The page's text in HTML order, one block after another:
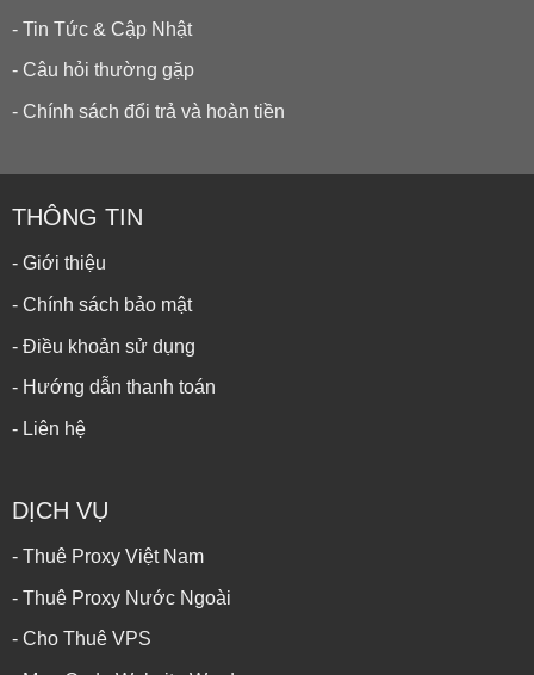
- Tin Tức & Cập Nhật
- Câu hỏi thường gặp
- Chính sách đổi trả và hoàn tiền
THÔNG TIN
- Giới thiệu
- Chính sách bảo mật
- Điều khoản sử dụng
- Hướng dẫn thanh toán
- Liên hệ
DỊCH VỤ
- Thuê Proxy Việt Nam
- Thuê Proxy Nước Ngoài
- Cho Thuê VPS